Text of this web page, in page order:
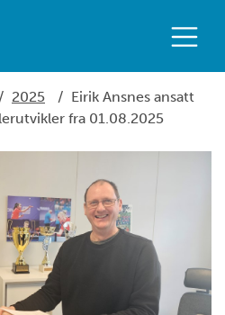
/ 2025 / Eirik Ansnes ansatt
fra 01.08.2025